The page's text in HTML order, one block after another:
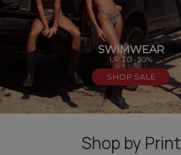
SWIMWEAR
UP TO -50%
SHOP SALE
Shop by Print